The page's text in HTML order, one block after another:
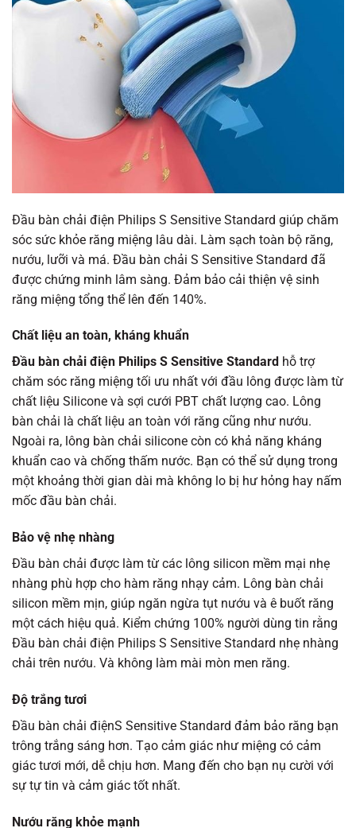
Đầu bàn chải điện Philips S Sensitive Standard giúp chăm
sóc sức khỏe răng miệng lâu dài. Làm sạch toàn bộ răng,
nướu, lưỡi và má. Đầu bàn chải S Sensitive Standard đã
được chứng minh lâm sàng. Đảm bảo cải thiện vệ sinh
răng miệng tổng thể lên đến 140%.
Chất liệu an toàn, kháng khuẩn
Đầu bàn chải điện Philips S Sensitive Standard hỗ trợ
chăm sóc răng miệng tối ưu nhất với đầu lông được làm từ
chất liệu Silicone và sợi cưới PBT chất lượng cao. Lông
bàn chải là chất liệu an toàn với răng cũng như nướu.
Ngoài ra, lông bàn chải silicone còn có khả năng kháng
khuẩn cao và chống thấm nước. Bạn có thể sử dụng trong
một khoảng thời gian dài mà không lo bị hư hỏng hay nấm
mốc đầu bàn chải.
Bảo vệ nhẹ nhàng
Đầu bàn chải được làm từ các lông silicon mềm mại nhẹ
nhàng phù hợp cho hàm răng nhạy cảm. Lông bàn chải
silicon mềm mịn, giúp ngăn ngừa tụt nướu và ê buốt răng
một cách hiệu quả. Kiểm chứng 100% người dùng tin rằng
Đầu bàn chải điện Philips S Sensitive Standard nhẹ nhàng
chải trên nướu. Và không làm mài mòn men răng.
Độ trắng tươi
Đầu bàn chải điệnS Sensitive Standard đảm bảo răng bạn
trông trắng sáng hơn. Tạo cảm giác như miệng có cảm
giác tươi mới, dễ chịu hơn. Mang đến cho bạn nụ cười với
sự tự tin và cảm giác tốt nhất.
Nướu răng khỏe mạnh